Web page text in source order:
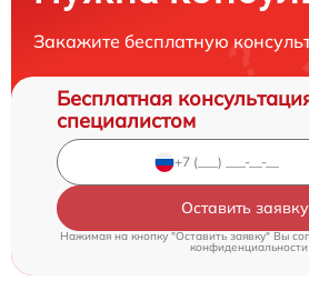
Закажите бесплатную
Бесплатная
специалистом
Оставить заявку
Нажимая на кнопку "Оставить заявку" Вы
конфиденциальности